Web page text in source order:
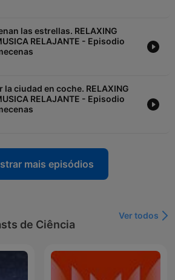
las estrellas. RELAXING
RELAJANTE - Episodio
la ciudad en coche. RELAXING
RELAJANTE - Episodio
mais episódios
de Ciência
Ver todos